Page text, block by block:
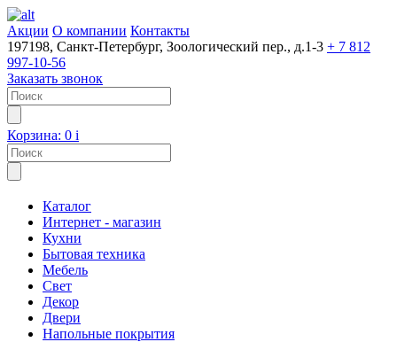
Акции О компании Контакты
197198, Санкт-Петербург, Зоологический пер., д.1-3 + 7 812
997-10-56
Заказать звонок
Корзина: 0 i
Каталог
Интернет - магазин
Кухни
Бытовая техника
Мебель
Свет
Декор
Двери
Напольные покрытия